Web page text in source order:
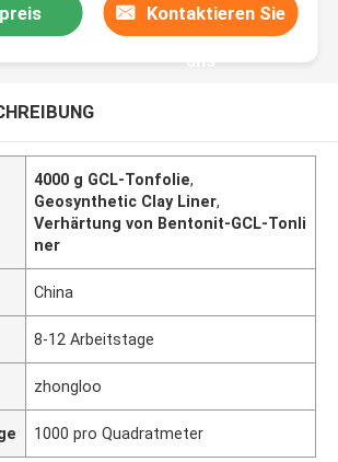
Kontaktieren Sie
uns
4000 g GCL-Tonfolie,
Geosynthetic Clay Liner,
Verhärtung von Bentonit-GCL-Tonli
ner
China
8-12 Arbeitstage
zhongloo
1000 pro Quadratmeter